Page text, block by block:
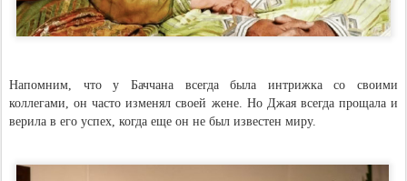
Напомним, что у Баччана всегда была интрижка со своими
коллегами, он часто изменял своей жене. Но Джая всегда прощала и
верила в его успех, когда еще он не был известен миру.